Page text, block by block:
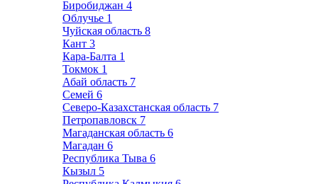
Биробиджан 4
Облучье 1
Чуйская область 8
Кант 3
Кара-Балта 1
Токмок 1
Абай область 7
Семей 6
Северо-Казахстанская область 7
Петропавловск 7
Магаданская область 6
Магадан 6
Республика Тыва 6
Кызыл 5